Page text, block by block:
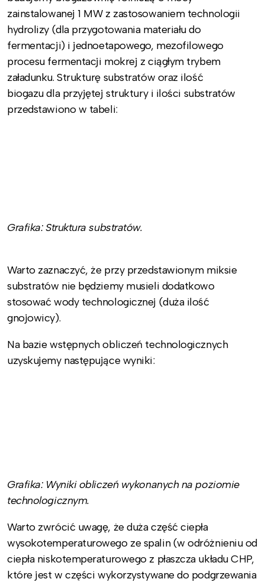
zainstalowanej 1 MW z zastosowaniem technologii
hydrolizy (dla przygotowania materiału do
fermentacji) i jednoetapowego, mezofilowego
procesu fermentacji mokrej z ciągłym trybem
załadunku. Strukturę substratów oraz ilość
biogazu dla przyjętej struktury i ilości substratów
przedstawiono w tabeli:
Grafika: Struktura substratów.
Warto zaznaczyć, że przy przedstawionym miksie
substratów nie będziemy musieli dodatkowo
stosować wody technologicznej (duża ilość
gnojowicy).
Na bazie wstępnych obliczeń technologicznych
uzyskujemy następujące wyniki:
Grafika: Wyniki obliczeń wykonanych na poziomie
technologicznym.
Warto zwrócić uwagę, że duża część ciepła
wysokotemperaturowego ze spalin (w odróżnieniu od
ciepła niskotemperaturowego z płaszcza układu CHP,
które jest w części wykorzystywane do podgrzewania